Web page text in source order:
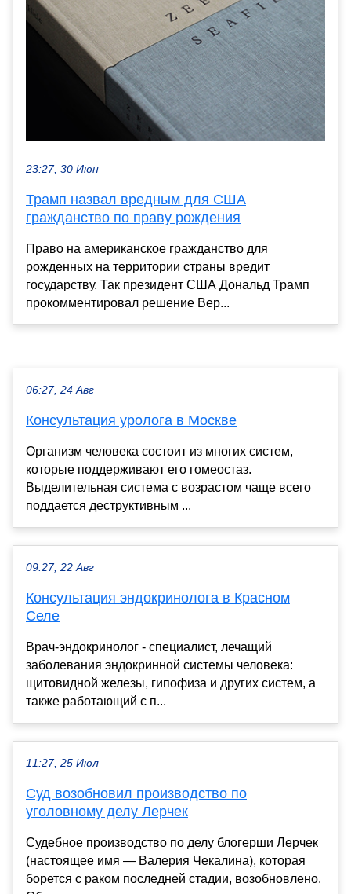
23:27, 30 Июн
Трамп назвал вредным для США
гражданство по праву рождения
Право на американское гражданство для
рожденных на территории страны вредит
государству. Так президент США Дональд Трамп
прокомментировал решение Вер...
06:27, 24 Авг
Консультация уролога в Москве
Организм человека состоит из многих систем,
которые поддерживают его гомеостаз.
Выделительная система с возрастом чаще всего
поддается деструктивным ...
09:27, 22 Авг
Консультация эндокринолога в Красном
Селе
Врач-эндокринолог - специалист, лечащий
заболевания эндокринной системы человека:
щитовидной железы, гипофиза и других систем, а
также работающий с п...
11:27, 25 Июл
Суд возобновил производство по
уголовному делу Лерчек
Судебное производство по делу блогерши Лерчек
(настоящее имя — Валерия Чекалина), которая
борется с раком последней стадии, возобновлено.